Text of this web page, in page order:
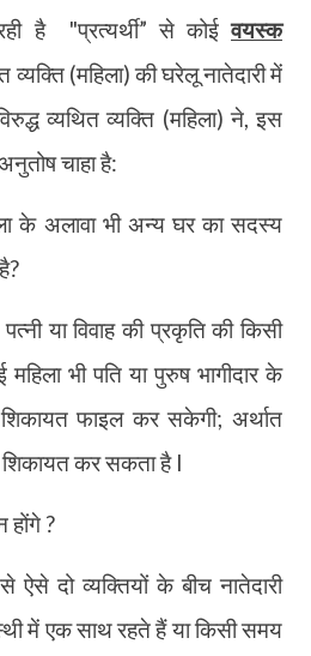
है
"प्रत्यर्थी”से कोईवयस्क
(महिला) की घरेलू नातेदारी में
व्यथित व्यक्ति (महिला) ने,इस
चाहा है:
के अलावा भी अन्य घर का सदस्य
या विवाह की प्रकृति की किसी
महिला भी पति या पुरुष भागीदार के
शिकायत फाइल कर सकेगी; अर्थात
शिकायत कर सकता है l
होंगे ?
से ऐसे दो व्यक्तियों के बीच नातेदारी
में एक साथ रहते हैं या किसी समय